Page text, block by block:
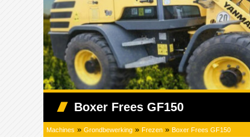
Boxer Frees GF150
Machines » Grondbewerking » Frezen » Boxer Frees GF150